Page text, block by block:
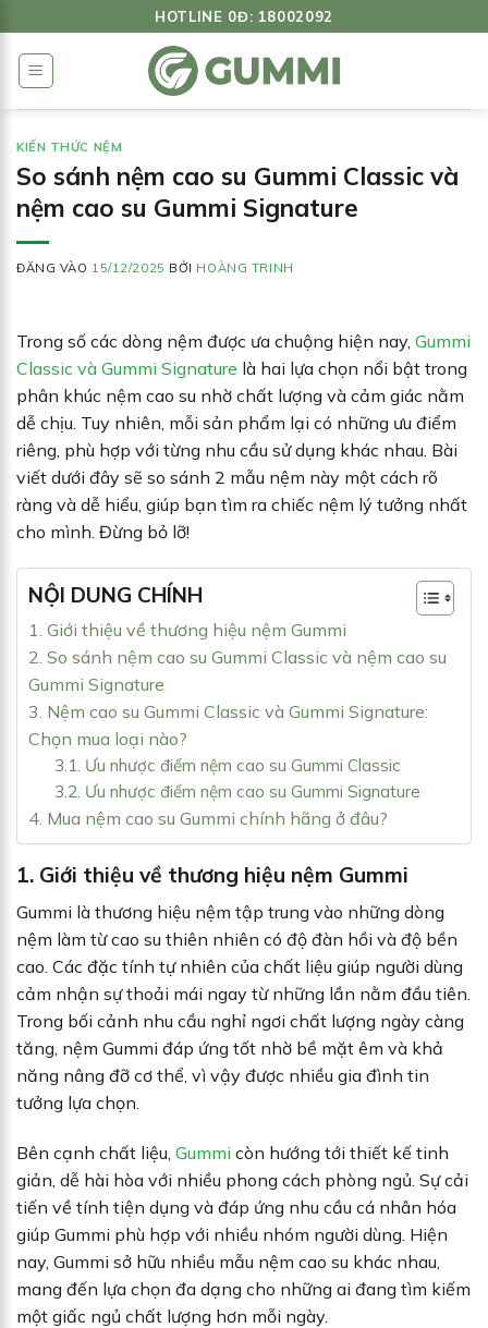
qua
dung
HOTLINE 0Đ: 18002092
KIẾN THỨC NỆM
So sánh nệm cao su Gummi Classic và
nệm cao su Gummi Signature
ĐĂNG VÀO 15/12/2025 BỞI HOÀNG TRINH
Trong số các dòng nệm được ưa chuộng hiện nay, Gummi
Classic và Gummi Signature là hai lựa chọn nổi bật trong
phân khúc nệm cao su nhờ chất lượng và cảm giác nằm
dễ chịu. Tuy nhiên, mỗi sản phẩm lại có những ưu điểm
riêng, phù hợp với từng nhu cầu sử dụng khác nhau. Bài
viết dưới đây sẽ so sánh 2 mẫu nệm này một cách rõ
ràng và dễ hiểu, giúp bạn tìm ra chiếc nệm lý tưởng nhất
cho mình. Đừng bỏ lỡ!
NỘI DUNG CHÍNH
1. Giới thiệu về thương hiệu nệm Gummi
2. So sánh nệm cao su Gummi Classic và nệm cao su
Gummi Signature
3. Nệm cao su Gummi Classic và Gummi Signature:
Chọn mua loại nào?
3.1. Ưu nhược điểm nệm cao su Gummi Classic
3.2. Ưu nhược điểm nệm cao su Gummi Signature
4. Mua nệm cao su Gummi chính hãng ở đâu?
1. Giới thiệu về thương hiệu nệm Gummi
Gummi là thương hiệu nệm tập trung vào những dòng
nệm làm từ cao su thiên nhiên có độ đàn hồi và độ bền
cao. Các đặc tính tự nhiên của chất liệu giúp người dùng
cảm nhận sự thoải mái ngay từ những lần nằm đầu tiên.
Trong bối cảnh nhu cầu nghỉ ngơi chất lượng ngày càng
tăng, nệm Gummi đáp ứng tốt nhờ bề mặt êm và khả
năng nâng đỡ cơ thể, vì vậy được nhiều gia đình tin
tưởng lựa chọn.
Bên cạnh chất liệu, Gummi còn hướng tới thiết kế tinh
giản, dễ hài hòa với nhiều phong cách phòng ngủ. Sự cải
tiến về tính tiện dụng và đáp ứng nhu cầu cá nhân hóa
giúp Gummi phù hợp với nhiều nhóm người dùng. Hiện
nay, Gummi sở hữu nhiều mẫu nệm cao su khác nhau,
mang đến lựa chọn đa dạng cho những ai đang tìm kiếm
một giấc ngủ chất lượng hơn mỗi ngày.